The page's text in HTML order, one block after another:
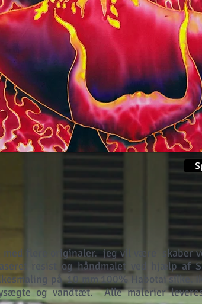
med flere originaler. jeg vil være skaber
resist og håndmalet ved hjælp af
på 10 mm 100% Habotai silke.
og vandtæt.
Alle malerier